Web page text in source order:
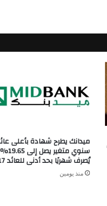
ميدانك يطرح شهادة بأعلى
سنوي متغير يصل إلى 19.65%
يُصرف شهريًا بحد أدنى للعائد 17%
منذ يومين